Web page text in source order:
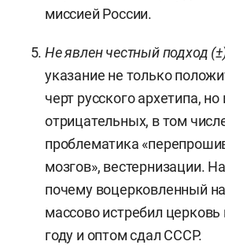
миссией России.
Не явлен честный подход
указание не только
черт русского архетипа, но
отрицательных, в том
проблематика
мозгов», вестернизации.
почему воцерковленный
массово истребил церковь
году и оптом сдал СССР.